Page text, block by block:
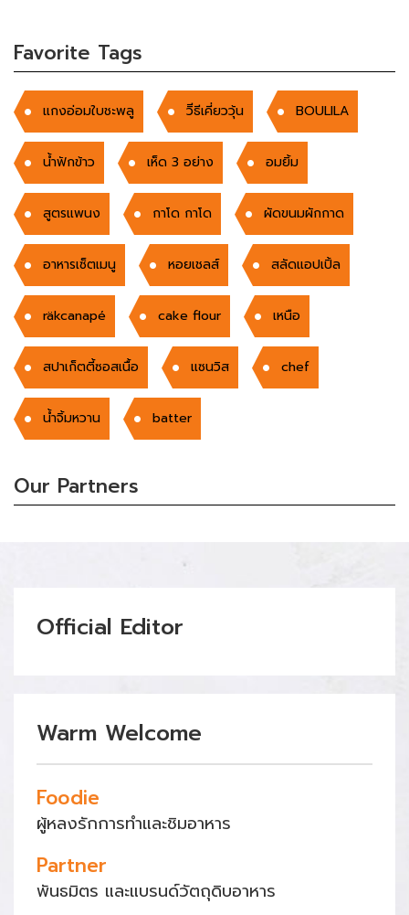
Favorite Tags
แกงอ่อมใบชะพลู วิีธีเคี่ยววุ้น BOULILA
น้ำฟักข้าว เห็ด 3 อย่าง อมยิ้ม
สูตรแพนง กาโด กาโด ผัดขนมผักกาด
อาหารเซ็ตเมนู หอยเชลส์ สลัดแอปเปิ้ล
räkcanapé cake flour เหนือ
สปาเก็ตตี้ซอสเนื้อ แซนวิส chef
นํ้าจิ้มหวาน batter
Our Partners
Official Editor
Warm Welcome
Foodie
ผู้หลงรักการทำและชิมอาหาร
Partner
พันธมิตร และแบรนด์วัตถุดิบอาหาร